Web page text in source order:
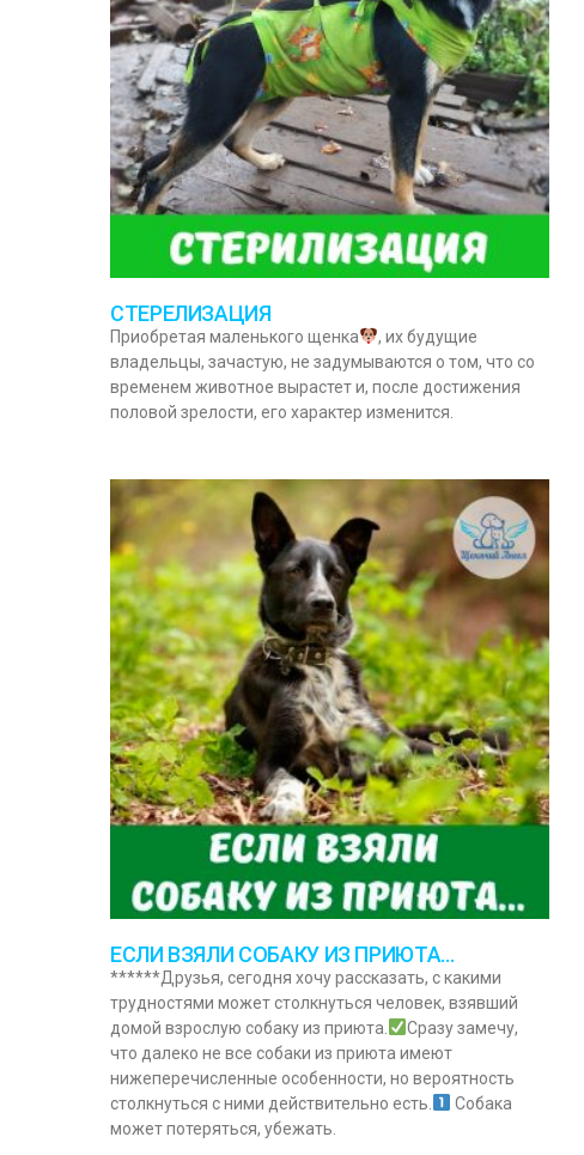
СТЕРЕЛИЗАЦИЯ
Приобретая маленького щенка
, их будущие
владельцы, зачастую, не задумываются о том, что со
временем животное вырастет и, после достижения
половой зрелости, его характер изменится.
ЕСЛИ ВЗЯЛИ СОБАКУ ИЗ ПРИЮТА…
******Друзья, сегодня хочу рассказать, с какими
трудностями может столкнуться человек, взявший
домой взрослую собаку из приюта.
Сразу замечу,
что далеко не все собаки из приюта имеют
нижеперечисленные особенности, но вероятность
столкнуться с ними действительно есть.
Собака
может потеряться, убежать.